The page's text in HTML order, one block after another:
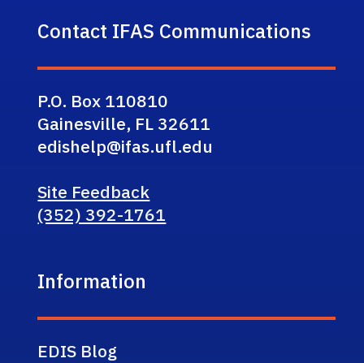
Contact IFAS Communications
P.O. Box 110810
Gainesville, FL 32611
edishelp@ifas.ufl.edu
Site Feedback
(352) 392-1761
Information
EDIS Blog